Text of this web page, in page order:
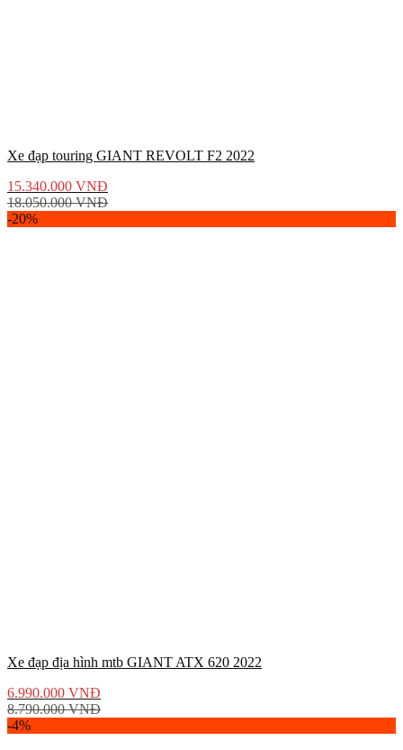
Xe đạp touring GIANT REVOLT F2 2022
15.340.000 VNĐ
18.050.000VNĐ
-20%
Xe đạp địa hình mtb GIANT ATX 620 2022
6.990.000 VNĐ
8.790.000VNĐ
-4%